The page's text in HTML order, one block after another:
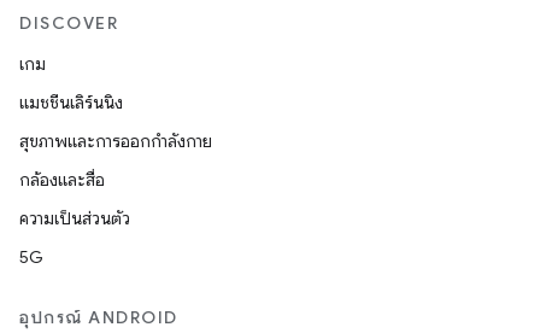
DISCOVER
เกม
แมชชีนเลิร์นนิง
สุขภาพและการออกกำลังกาย
กล้องและสื่อ
ความเป็นส่วนตัว
5G
อุปกรณ์ ANDROID